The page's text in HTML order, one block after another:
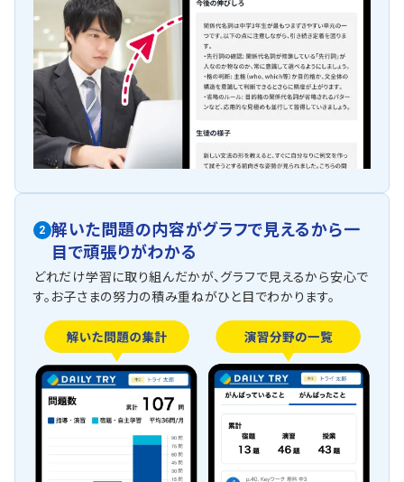
2 解いた問題の内容がグラフで見えるから一
目で頑張りがわかる
どれだけ学習に取り組んだかが、グラフで見えるから安心で
す。お子さまの努力の積み重ねがひと目でわかります。